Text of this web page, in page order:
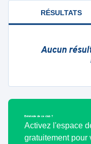
RÉSULTATS
Aucun
Bénévole de ce club ?
Activez l'espace
gratuitement pour